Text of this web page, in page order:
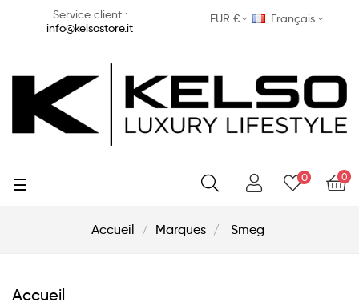
Service client :
info@kelsostore.it
EUR € Français
0
0
Basculer
☰
Accueil Marques Smeg
Accueil